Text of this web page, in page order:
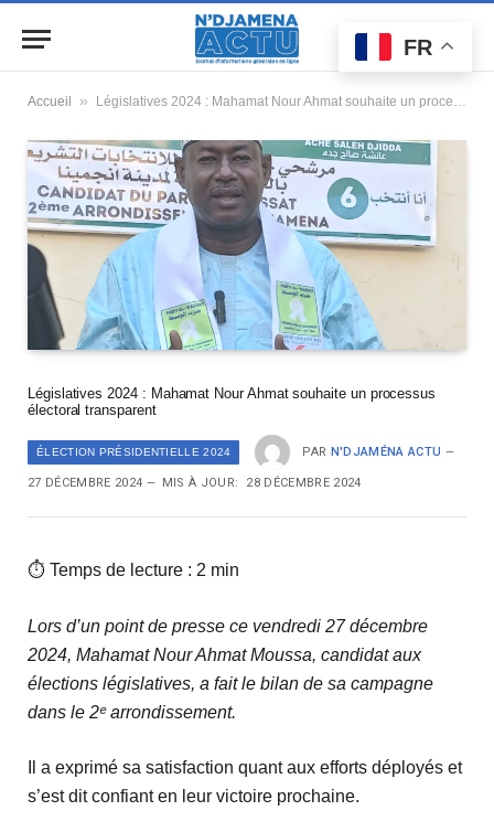
Accueil » Législatives 2024 : Mahamat Nour Ahmat souhaite un processus électoral transparent
Législatives 2024 : Mahamat Nour Ahmat souhaite un processus
électoral transparent
ÉLECTION PRÉSIDENTIELLE 2024 PAR N'DJAMÉNA ACTU
27 DÉCEMBRE 2024 MIS À JOUR: 28 DÉCEMBRE 2024
⏱ Temps de lecture : 2 min
Lors d’un point de presse ce vendredi 27 décembre
2024, Mahamat Nour Ahmat Moussa, candidat aux
élections législatives, a fait le bilan de sa campagne
dans le 2ᵉ arrondissement.
Il a exprimé sa satisfaction quant aux efforts déployés et
s’est dit confiant en leur victoire prochaine.
FR